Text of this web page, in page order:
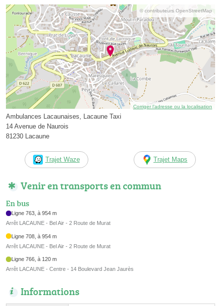
© contributeurs OpenStreetMap
Corriger l’adresse ou la localisation
Ambulances Lacaunaises, Lacaune Taxi
14 Avenue de Naurois
81230 Lacaune
Trajet Waze Trajet Maps
Venir en transports en commun
En bus
Ligne 763, à 954 m
Arrêt LACAUNE - Bel Air - 2 Route de Murat
Ligne 708, à 954 m
Arrêt LACAUNE - Bel Air - 2 Route de Murat
Ligne 766, à 120 m
Arrêt LACAUNE - Centre - 14 Boulevard Jean Jaurès
Informations